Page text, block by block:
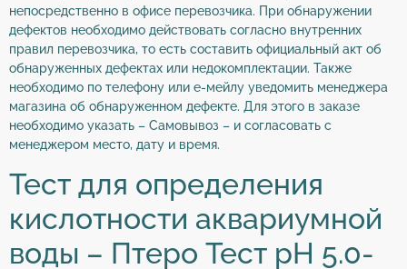
непосредственно в офисе перевозчика. При обнаружении
дефектов необходимо действовать согласно внутренних
правил перевозчика, то есть составить официальный акт об
обнаруженных дефектах или недокомплектации. Также
необходимо по телефону или е-мейлу уведомить менеджера
магазина об обнаруженном дефекте. Для этого в заказе
необходимо указать – Самовывоз – и согласовать с
менеджером место, дату и время.
Тест для определения
кислотности аквариумной
воды – Птеро Тест pH 5.0-